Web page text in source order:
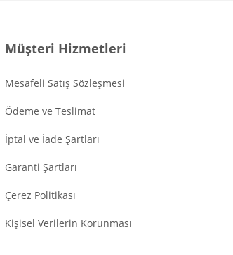
Müşteri Hizmetleri
Mesafeli Satış Sözleşmesi
Ödeme ve Teslimat
İptal ve İade Şartları
Garanti Şartları
Çerez Politikası
Kişisel Verilerin Korunması